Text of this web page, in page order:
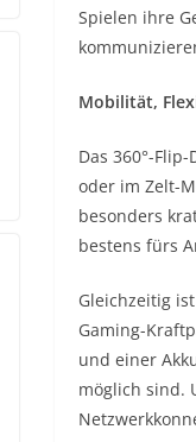
Spielen ihre
Mobilität,
Das 360°-
oder im Zelt-
besonders
bestens fürs
Gleichzeitig
Gaming-
und einer
möglich sind.